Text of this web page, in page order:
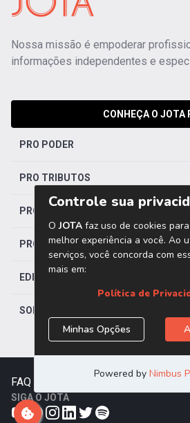
Nossa missão é empoderar
informações independentes e
CONHEÇA O JOTA
PRO PODER
PRO TRIBUTOS
PRO TRABALHISTA
PRO SAÚDE
EDITORIAS
SOBRE O JOTA
FAQ Trabalhe
SIGA O JOTA